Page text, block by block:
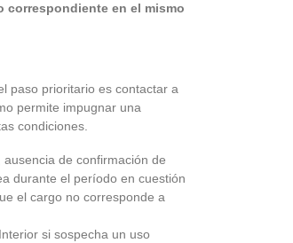
correspondiente en el mismo
paso prioritario es contactar a
permite impugnar una
condiciones.
de confirmación de
durante el período en cuestión
el cargo no corresponde a
si sospecha un uso